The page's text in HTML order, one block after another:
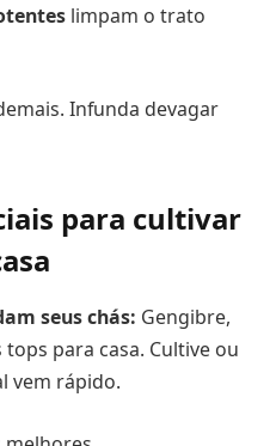
limpam o trato
Infunda devagar
para cultivar
seus chás: Gengibre,
para casa. Cultive ou
vem rápido.